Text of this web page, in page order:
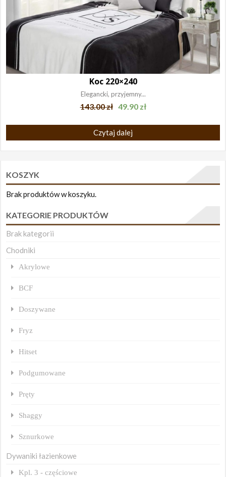
Koc 220×240
Elegancki, przyjemny...
143.00zł 49.90 zł
Czytaj dalej
KOSZYK
Brak produktów w koszyku.
KATEGORIE PRODUKTÓW
Brak kategorii
Chodniki
Akrylowe
BCF
Doszywane
Fryz
Hitset
Podgumowane
Pręty
Shaggy
Sznurkowe
Dywaniki łazienkowe
Kpl. 3 - częściowe